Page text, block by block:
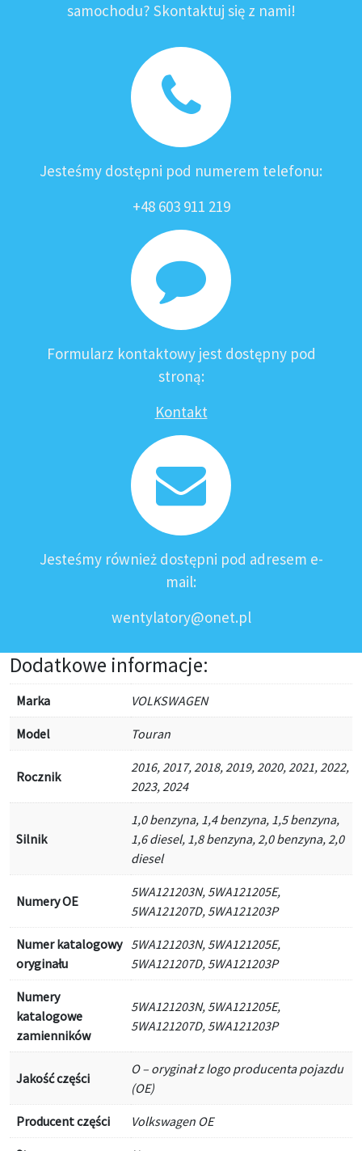
samochodu? Skontaktuj się z nami!
Jesteśmy dostępni pod numerem telefonu:
+48 603 911 219
Formularz kontaktowy jest dostępny pod
stroną:
Kontakt
Jesteśmy również dostępni pod adresem e-
mail:
wentylatory@onet.pl
Dodatkowe informacje:
Marka VOLKSWAGEN
Model Touran
Rocznik
2016, 2017, 2018, 2019, 2020, 2021, 2022,
2023, 2024
Silnik
1,0 benzyna, 1,4 benzyna, 1,5 benzyna,
1,6 diesel, 1,8 benzyna, 2,0 benzyna, 2,0
diesel
Numery OE
5WA121203N, 5WA121205E,
5WA121207D, 5WA121203P
Numer katalogowy
oryginału
5WA121203N, 5WA121205E,
5WA121207D, 5WA121203P
Numery
katalogowe
zamienników
5WA121203N, 5WA121205E,
5WA121207D, 5WA121203P
Jakość części
O – oryginał z logo producenta pojazdu
(OE)
Producent części Volkswagen OE